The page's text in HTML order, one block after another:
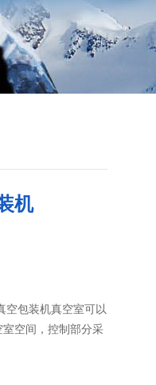
机
空包装机真空室可以
空间，控制部分采